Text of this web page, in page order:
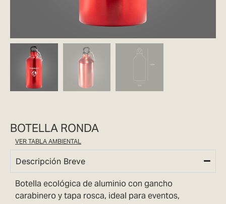
BOTELLA RONDA
VER TABLA AMBIENTAL
Descripción Breve
Botella ecológica de aluminio con gancho
carabinero y tapa rosca, ideal para eventos,